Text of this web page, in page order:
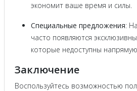
экономит ваше время и силы.
Специальные предложения:
часто появляются
которые недоступны
Заключение
Воспользуйтесь возможностью